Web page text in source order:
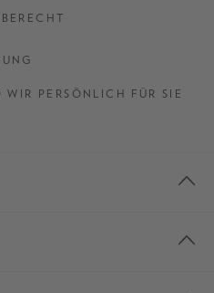
WIR PERSÖNLICH FÜR SIE